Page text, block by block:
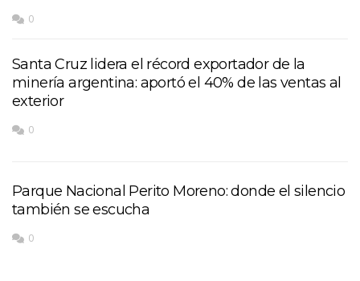
0
Santa Cruz lidera el récord exportador de la
minería argentina: aportó el 40% de las ventas al
exterior
0
Parque Nacional Perito Moreno: donde el silencio
también se escucha
0